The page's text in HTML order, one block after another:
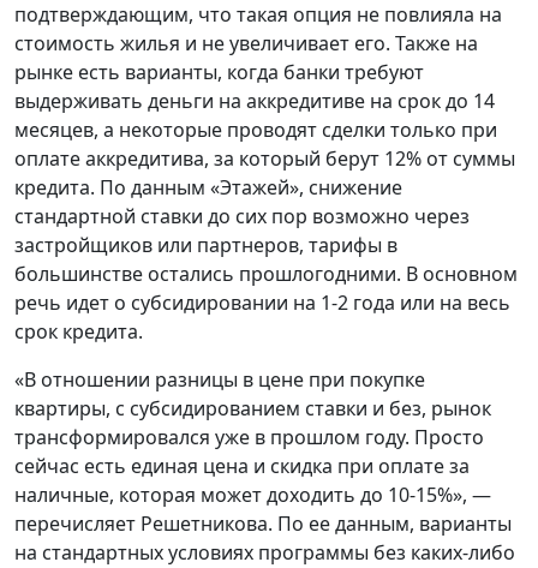
подтверждающим, что такая опция не повлияла на
стоимость жилья и не увеличивает его. Также на
рынке есть варианты, когда банки требуют
выдерживать деньги на аккредитиве на срок до 14
месяцев, а некоторые проводят сделки только при
оплате аккредитива, за который берут 12% от суммы
кредита. По данным «Этажей», снижение
стандартной ставки до сих пор возможно через
застройщиков или партнеров, тарифы в
большинстве остались прошлогодними. В основном
речь идет о субсидировании на 1-2 года или на весь
срок кредита.
«В отношении разницы в цене при покупке
квартиры, с субсидированием ставки и без, рынок
трансформировался уже в прошлом году. Просто
сейчас есть единая цена и скидка при оплате за
наличные, которая может доходить до 10-15%», —
перечисляет Решетникова. По ее данным, варианты
на стандартных условиях программы без каких-либо